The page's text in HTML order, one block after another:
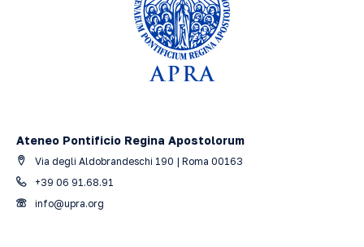
Ateneo Pontificio Regina Apostolorum
Via degli Aldobrandeschi 190 | Roma 00163
+39 06 91.68.91
info@upra.org